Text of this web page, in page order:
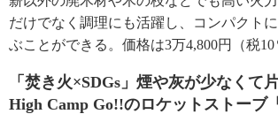
だけでなく調理にも活躍し、コンパクト
ぶことができる。価格は3万4,800円（税10
「焚き火×SDGs」煙や灰が少なくて
High Camp Go!!のロケットストーブ